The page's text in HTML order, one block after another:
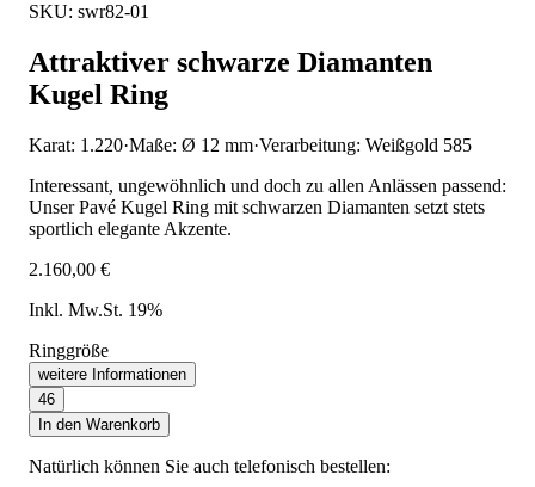
SKU: swr82-01
Attraktiver schwarze Diamanten
Kugel Ring
Karat: 1.220·Maße: Ø 12 mm·Verarbeitung: Weißgold 585
Interessant, ungewöhnlich und doch zu allen Anlässen passend:
Unser Pavé Kugel Ring mit schwarzen Diamanten setzt stets
sportlich elegante Akzente.
2.160,00 €
Inkl. Mw.St. 19%
Ringgröße
weitere Informationen
46
In den Warenkorb
Natürlich können Sie auch telefonisch bestellen: